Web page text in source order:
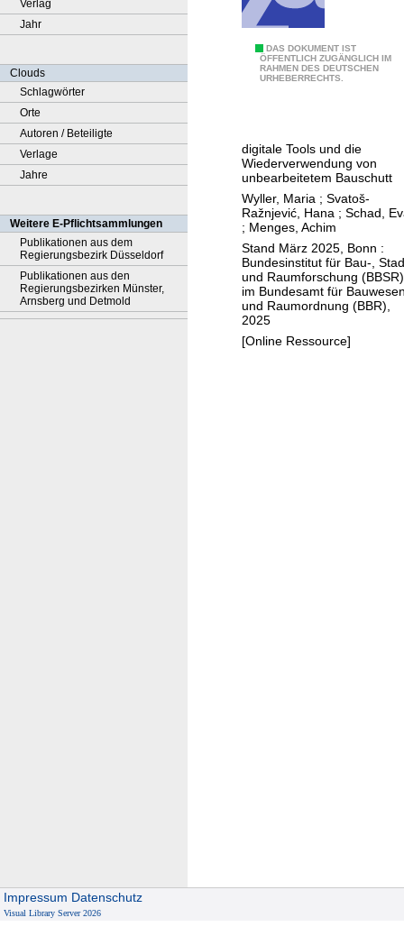
Verlag
Jahr
Clouds
Schlagwörter
Orte
Autoren / Beteiligte
Verlage
Jahre
Weitere E-Pflichtsammlungen
Publikationen aus dem
Regierungsbezirk Düsseldorf
Publikationen aus den
Regierungsbezirken Münster,
Arnsberg und Detmold
DAS DOKUMENT IST
ÖFFENTLICH ZUGÄNGLICH IM
RAHMEN DES DEUTSCHEN
URHEBERRECHTS.
s
R
e
u
s
e
digitale Tools und die
Wiederverwendung von
unbearbeitetem Bauschutt
Wyller, Maria ; Svatoš-
Ražnjević, Hana ; Schad,
; Menges, Achim
Stand März 2025, Bonn :
Bundesinstitut für Bau-,
und Raumforschung (BBSR)
im Bundesamt für
und Raumordnung (BBR),
2025
[Online Ressource]
Impressum Datenschutz
Visual Library Server 2026